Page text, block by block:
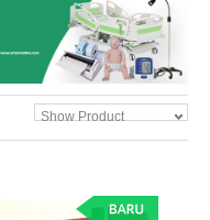
Show Product